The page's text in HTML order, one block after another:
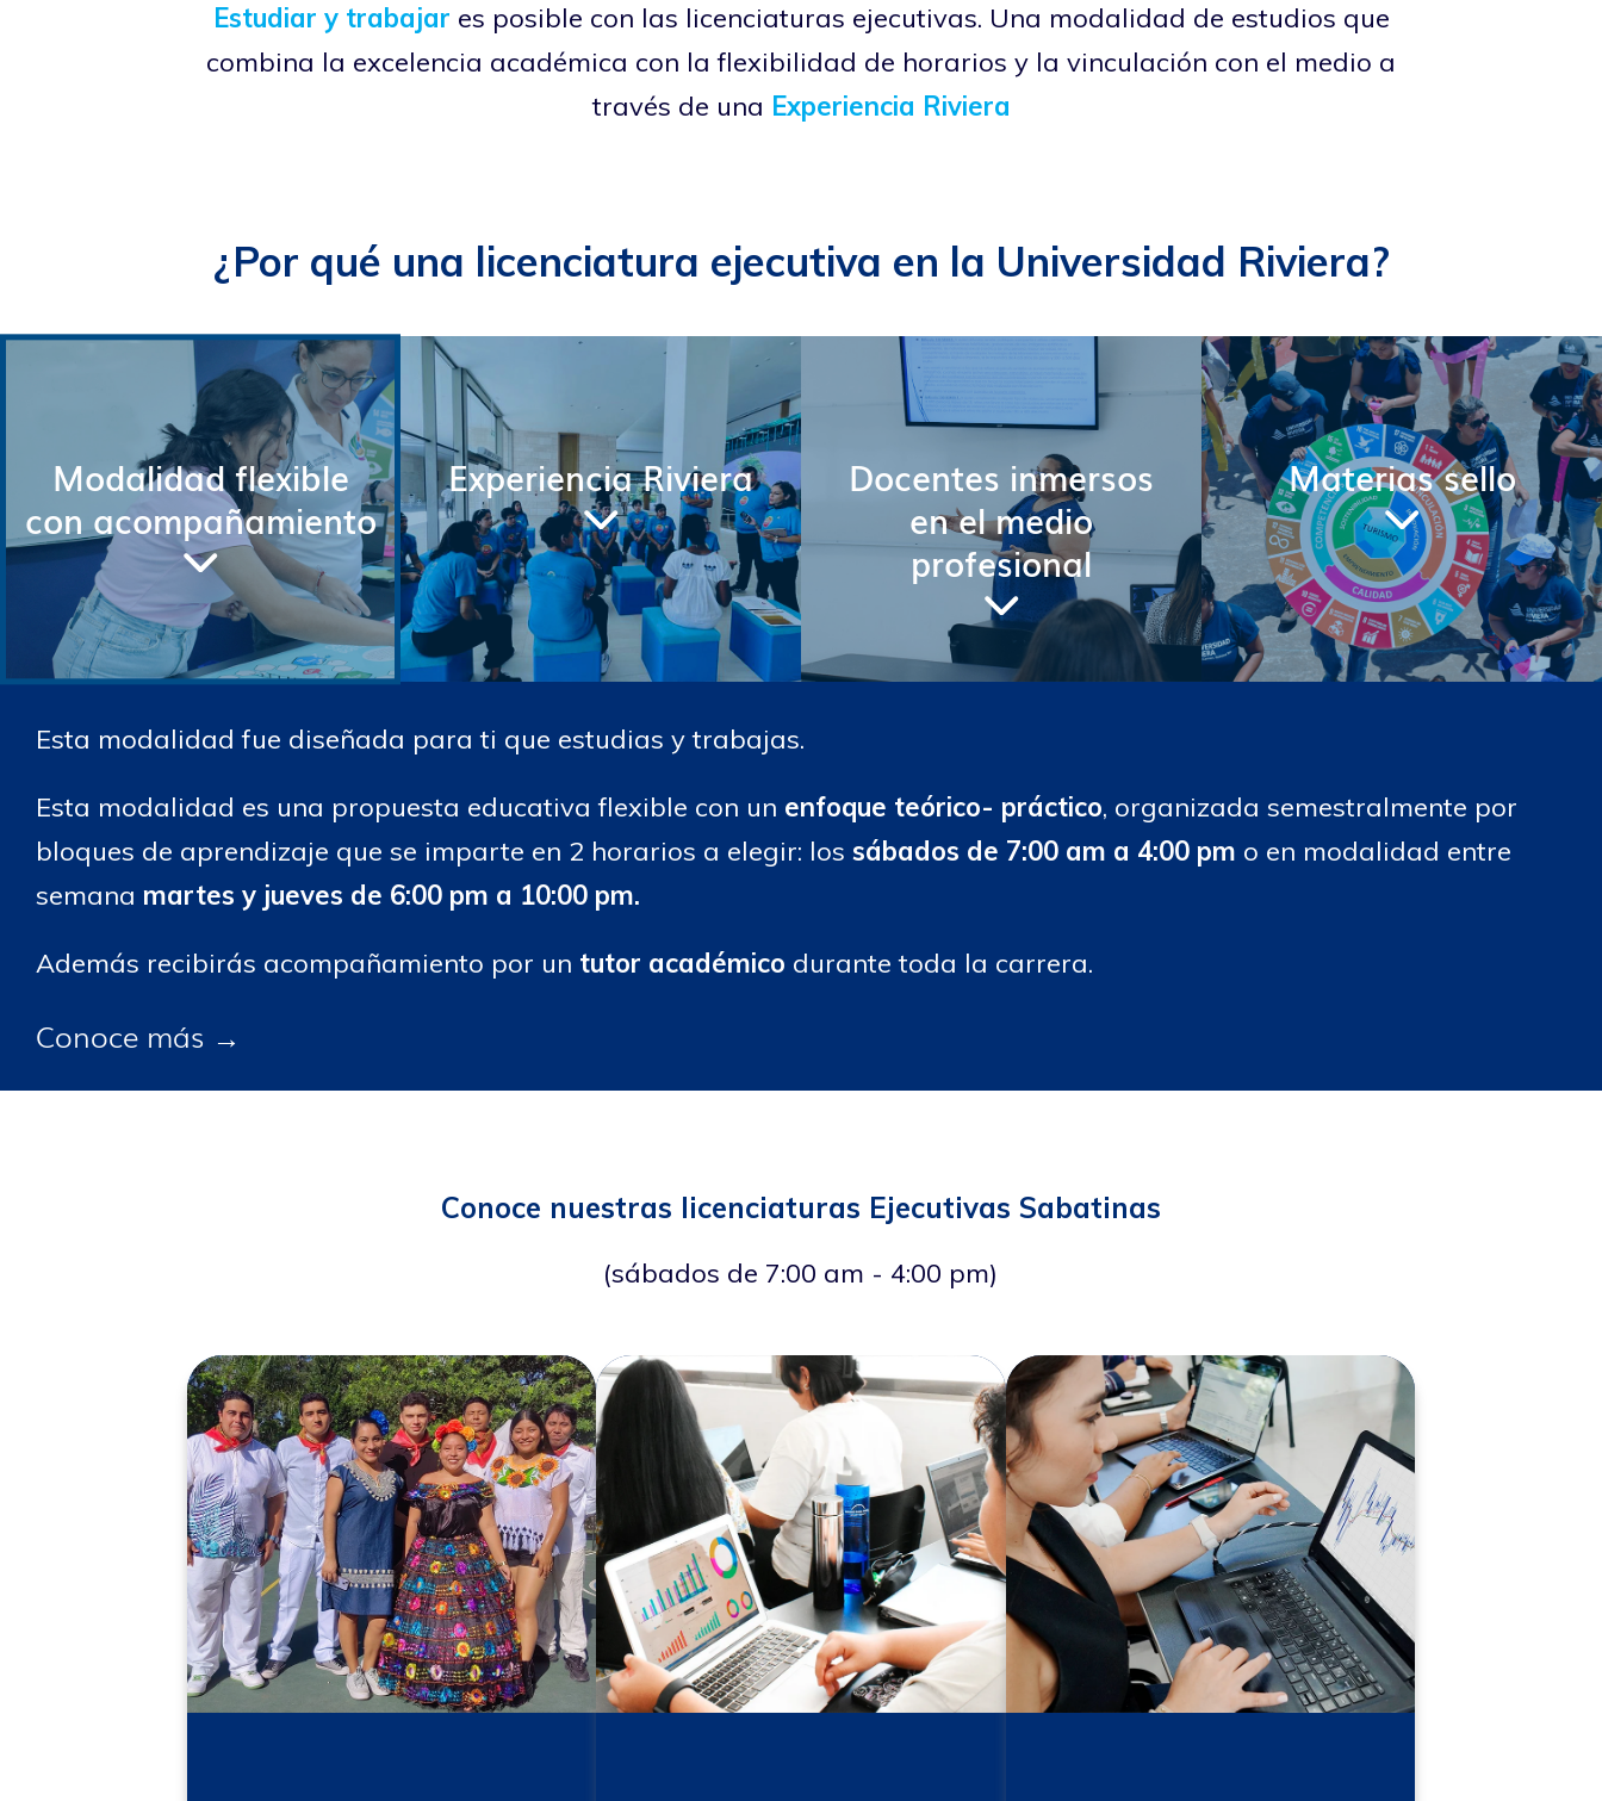
Estudiar y trabajar es posible con las licenciaturas ejecutivas. Una modalidad de estudios que
combina la excelencia académica con la flexibilidad de horarios y la vinculación con el medio a
través de una Experiencia Riviera
¿Por qué una licenciatura ejecutiva en la Universidad Riviera?
Modalidad flexible
con acompañamiento
Experiencia Riviera
Docentes inmersos
en el medio
profesional
Materias sello
Esta modalidad fue diseñada para ti que estudias y trabajas.
Esta modalidad es una propuesta educativa flexible con un enfoque teórico- práctico, organizada semestralmente por
bloques de aprendizaje que se imparte en 2 horarios a elegir: los sábados de 7:00 am a 4:00 pm o en modalidad entre
semana martes y jueves de 6:00 pm a 10:00 pm.
Además recibirás acompañamiento por un tutor académico durante toda la carrera.
Conoce más →
Conoce nuestras licenciaturas Ejecutivas Sabatinas
(sábados de 7:00 am - 4:00 pm)